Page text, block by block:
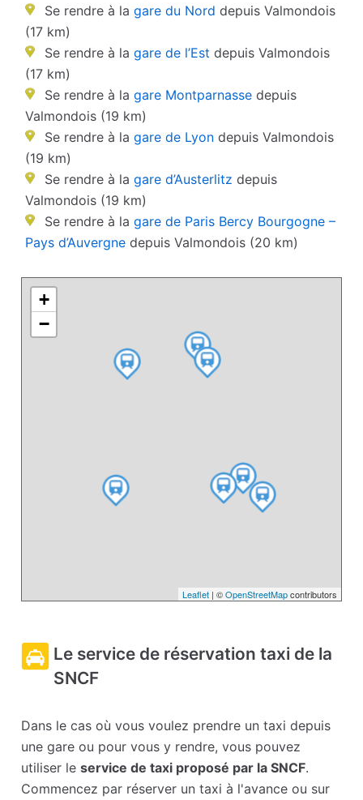
Se rendre à la gare du Nord depuis Valmondois
(17 km)
Se rendre à la gare de l’Est depuis Valmondois
(17 km)
Se rendre à la gare Montparnasse depuis
Valmondois (19 km)
Se rendre à la gare de Lyon depuis Valmondois
(19 km)
Se rendre à la gare d’Austerlitz depuis
Valmondois (19 km)
Se rendre à la gare de Paris Bercy Bourgogne –
Pays d’Auvergne depuis Valmondois (20 km)
+
−
Leaflet| ©OpenStreetMapcontributors
Le service de réservation taxi de la
SNCF
Dans le cas où vous voulez prendre un taxi depuis
une gare ou pour vous y rendre, vous pouvez
utiliser leservice de taxi proposé par la SNCF.
Commencez par réserver un taxi à l'avance ou sur